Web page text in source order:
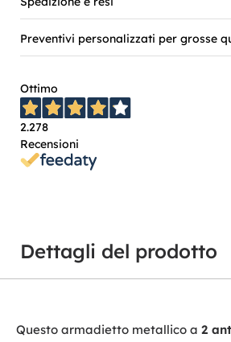
Preventivi personalizzati per grosse
Ottimo
2.278
Recensioni
Dettagli del prodotto
Questo armadietto metallico a 2